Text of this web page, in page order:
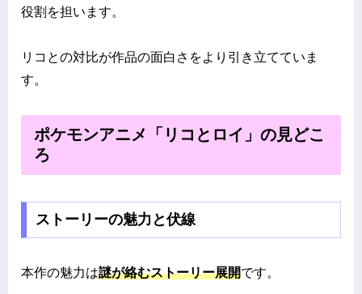
役割を担います。
リコとの対比が作品の面白さをより引き立てていま
す。
ポケモンアニメ「リコとロイ」の見どこ
ろ
ストーリーの魅力と伏線
本作の魅力は謎が絡むストーリー展開です。